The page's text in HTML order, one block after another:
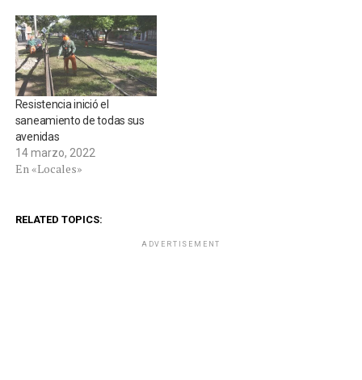
Resistencia inició el
saneamiento de todas sus
avenidas
14 marzo, 2022
En «Locales»
RELATED TOPICS:
ADVERTISEMENT